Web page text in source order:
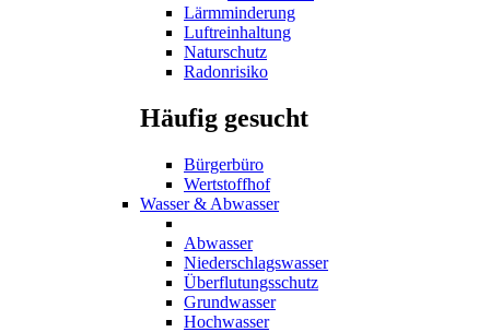
Lärmminderung
Luftreinhaltung
Naturschutz
Radonrisiko
Häufig gesucht
Bürgerbüro
Wertstoffhof
Wasser & Abwasser
Abwasser
Niederschlagswasser
Überflutungsschutz
Grundwasser
Hochwasser